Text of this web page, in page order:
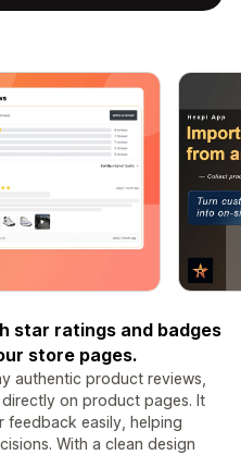
star ratings and badges
store pages.
authentic product reviews,
on product pages. It
feedback easily, helping
With a clean design